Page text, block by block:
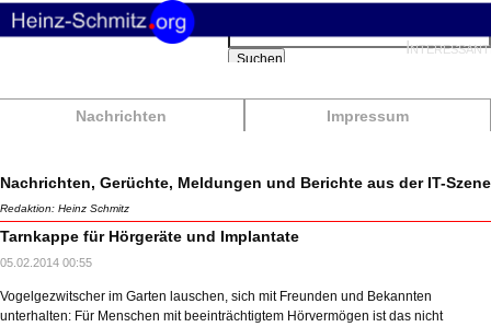
Nachrichten Impressum
Suchbegriffe
Suchen
Nachrichten, Gerüchte, Meldungen und Berichte aus der IT-Szene
Redaktion: Heinz Schmitz
Tarnkappe für Hörgeräte und Implantate
05.02.2014 00:55
Vogelgezwitscher im Garten lauschen, sich mit Freunden und Bekannten
unterhalten: Für Menschen mit beeinträchtigtem Hörvermögen ist das nicht